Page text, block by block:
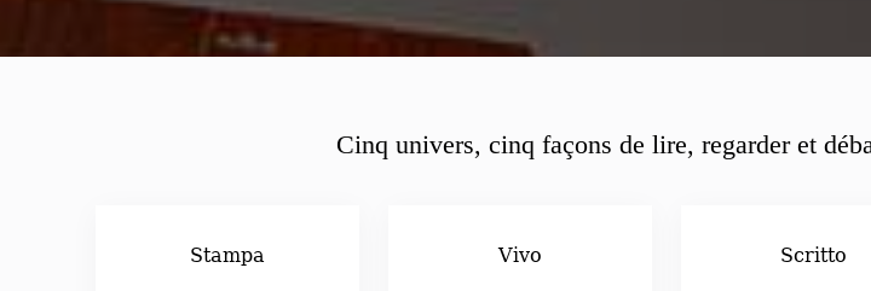
Cinq univers, cinq façons de lire, regarder et
Stampa Vivo Scritto